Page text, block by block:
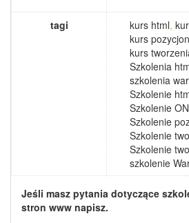
tagi kurs html,
kurs
kurs
Szkolenia
szkolenia
Szkolenie
Szkolenie
Szkolenie
Szkolenie
Szkolenie
szkolenie
Jeśli masz pytania dotyczące
stron www napisz.